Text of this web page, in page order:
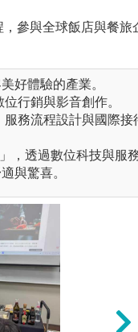
參與全球飯店與餐旅
好體驗的產業。
行銷與影音創作。
務流程設計與國際接
，透過數位科技與服
與驚喜。